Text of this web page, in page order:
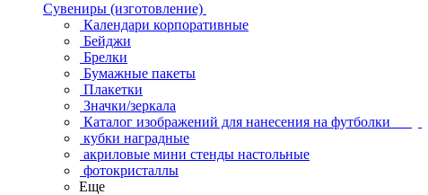
Сувениры (изготовление)
Календари корпоративные
Бейджи
Брелки
Бумажные пакеты
Плакетки
Значки/зеркала
Каталог изображений для нанесения на футболки
кубки наградные
акриловые мини стенды настольные
фотокристаллы
Еще